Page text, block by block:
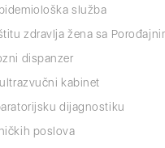
služba
zdravlja žena sa
dispanzer
kabinet
dijagnostiku
poslova